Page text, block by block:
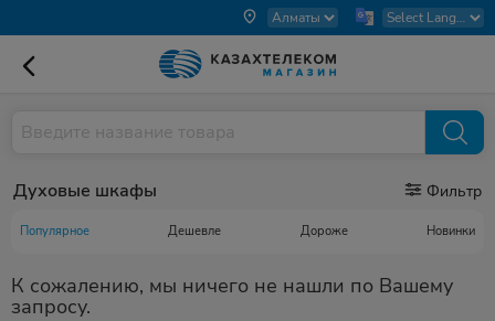
Духовые шкафы Фильтр
Популярное Дешевле Дороже Новинки
К сожалению, мы ничего не нашли по Вашему
запросу.